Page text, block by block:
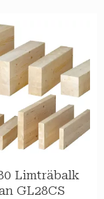
Limträbalk
GL28CS